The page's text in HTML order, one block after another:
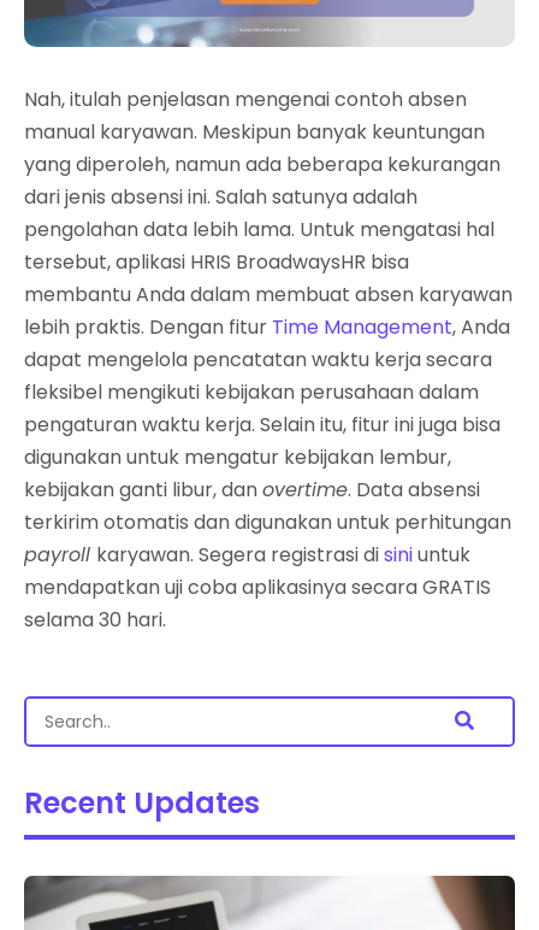
Nah, itulah penjelasan mengenai contoh absen
manual karyawan. Meskipun banyak keuntungan
yang diperoleh, namun ada beberapa kekurangan
dari jenis absensi ini. Salah satunya adalah
pengolahan data lebih lama. Untuk mengatasi hal
tersebut, aplikasi HRIS BroadwaysHR bisa
membantu Anda dalam membuat absen karyawan
lebih praktis. Dengan fitur Time Management, Anda
dapat mengelola pencatatan waktu kerja secara
fleksibel mengikuti kebijakan perusahaan dalam
pengaturan waktu kerja. Selain itu, fitur ini juga bisa
digunakan untuk mengatur kebijakan lembur,
kebijakan ganti libur, danovertime. Data absensi
terkirim otomatis dan digunakan untuk perhitungan
payroll karyawan. Segera registrasi disiniuntuk
mendapatkan uji coba aplikasinya secara GRATIS
selama 30 hari.
Recent Updates